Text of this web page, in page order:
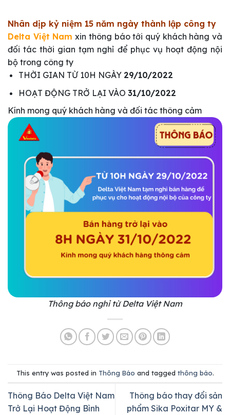
Nhân dịp kỷ niệm 15 năm ngày thành lập công ty
Delta Việt Nam xin thông báo tới quý khách hàng và
đối tác thời gian tạm nghỉ để phục vụ hoạt động nội
bộ trong công ty
THỜI GIAN TỪ 10H NGÀY 29/10/2022
HOẠT ĐỘNG TRỞ LẠI VÀO 31/10/2022
Kính mong quý khách hàng và đối tác thông cảm
Thông báo nghỉ từ Delta Việt Nam
This entry was posted in Thông Báo and tagged thông báo.
Thông Báo Delta Việt Nam
Trở Lại Hoạt Động Bình
Thông báo thay đổi sản
phẩm Sika Poxitar MY &